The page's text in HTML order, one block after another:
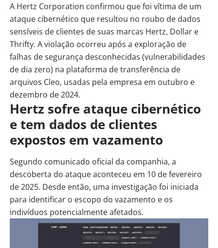
A Hertz Corporation confirmou que foi vítima de um
ataque cibernético que resultou no roubo de dados
sensíveis de clientes de suas marcas Hertz, Dollar e
Thrifty. A violação ocorreu após a exploração de
falhas desegurança desconhecidas (vulnerabilidades
de dia zero) na plataforma de transferência de
arquivos Cleo, usadas pela empresa em outubro e
dezembro de 2024.
Hertz sofre ataque cibernético
e tem dados de clientes
expostos em vazamento
Segundo comunicado oficial da companhia, a
descoberta do ataque aconteceu em 10 de fevereiro
de 2025. Desde então, uma investigação foi iniciada
para identificar o escopo do vazamento e os
indivíduos potencialmente afetados.